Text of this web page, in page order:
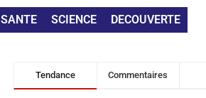
SANTE SCIENCE DECOUVERTE
Tendance Commentaires